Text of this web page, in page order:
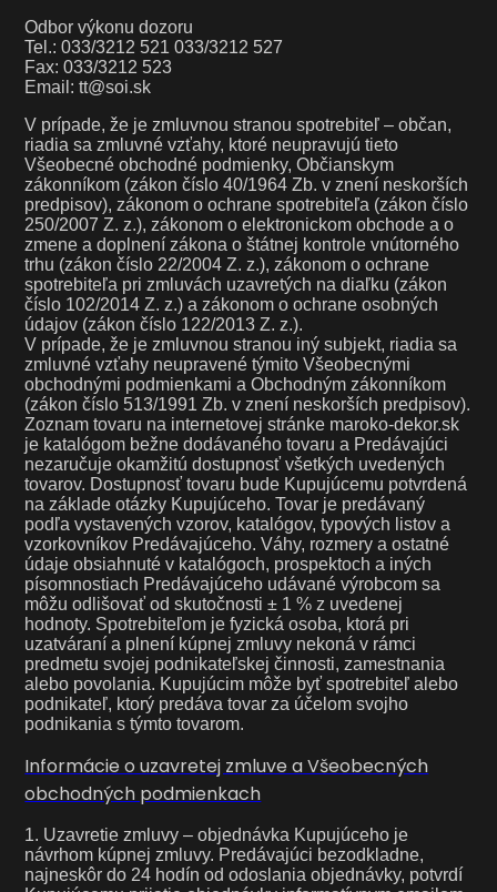
Odbor výkonu dozoru
Tel.: 033/3212 521 033/3212 527
Fax: 033/3212 523
Email: tt@soi.sk
V prípade, že je zmluvnou stranou spotrebiteľ – občan,
riadia sa zmluvné vzťahy, ktoré neupravujú tieto
Všeobecné obchodné podmienky, Občianskym
zákonníkom (zákon číslo 40/1964 Zb. v znení neskorších
predpisov), zákonom o ochrane spotrebiteľa (zákon číslo
250/2007 Z. z.), zákonom o elektronickom obchode a o
zmene a doplnení zákona o štátnej kontrole vnútorného
trhu (zákon číslo 22/2004 Z. z.), zákonom o ochrane
spotrebiteľa pri zmluvách uzavretých na diaľku (zákon
číslo 102/2014 Z. z.) a zákonom o ochrane osobných
údajov (zákon číslo 122/2013 Z. z.).
V prípade, že je zmluvnou stranou iný subjekt, riadia sa
zmluvné vzťahy neupravené týmito Všeobecnými
obchodnými podmienkami a Obchodným zákonníkom
(zákon číslo 513/1991 Zb. v znení neskorších predpisov).
Zoznam tovaru na internetovej stránke maroko-dekor.sk
je katalógom bežne dodávaného tovaru a Predávajúci
nezaručuje okamžitú dostupnosť všetkých uvedených
tovarov. Dostupnosť tovaru bude Kupujúcemu potvrdená
na základe otázky Kupujúceho. Tovar je predávaný
podľa vystavených vzorov, katalógov, typových listov a
vzorkovníkov Predávajúceho. Váhy, rozmery a ostatné
údaje obsiahnuté v katalógoch, prospektoch a iných
písomnostiach Predávajúceho udávané výrobcom sa
môžu odlišovať od skutočnosti ± 1 % z uvedenej
hodnoty. Spotrebiteľom je fyzická osoba, ktorá pri
uzatváraní a plnení kúpnej zmluvy nekoná v rámci
predmetu svojej podnikateľskej činnosti, zamestnania
alebo povolania. Kupujúcim môže byť spotrebiteľ alebo
podnikateľ, ktorý predáva tovar za účelom svojho
podnikania s týmto tovarom.
Informácie o uzavretej zmluve a Všeobecných
obchodných podmienkach
1. Uzavretie zmluvy – objednávka Kupujúceho je
návrhom kúpnej zmluvy. Predávajúci bezodkladne,
najneskôr do 24 hodín od odoslania objednávky, potvrdí